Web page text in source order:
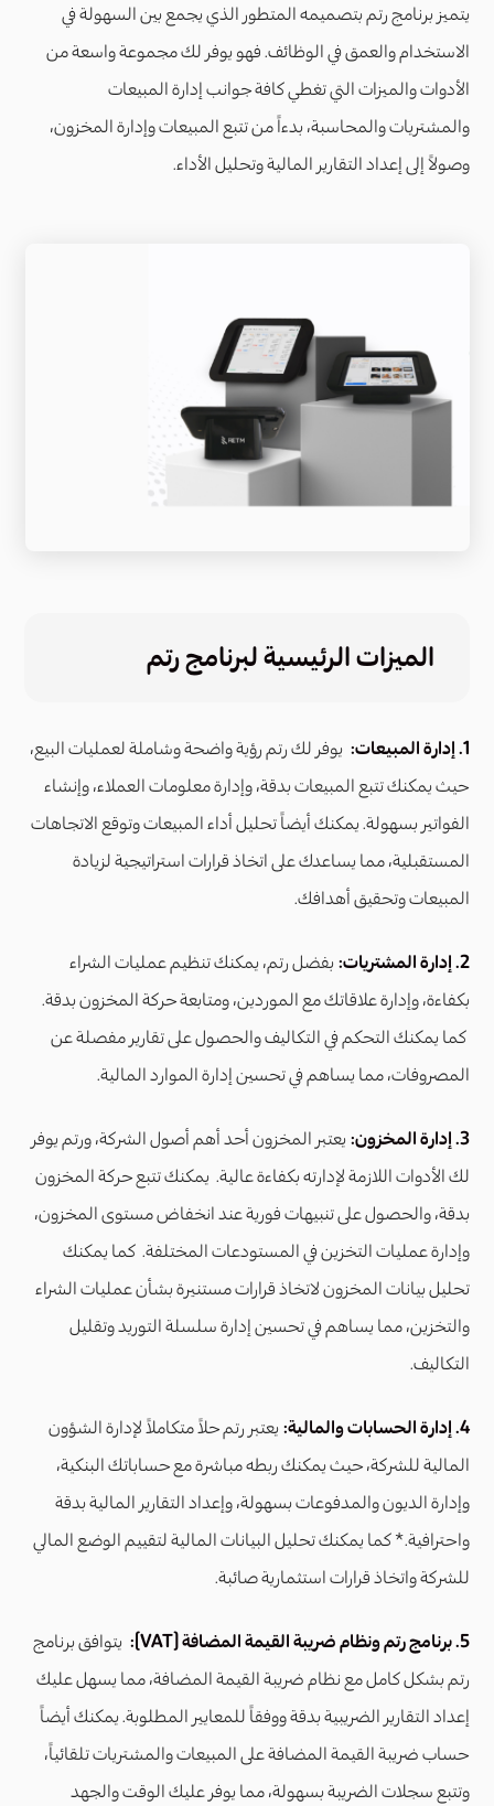
يتميز برنامج رتم بتصميمه المتطور الذي يجمع بين السهولة في
الاستخدام والعمق في الوظائف. فهو يوفر لك مجموعة واسعة من
الأدوات والميزات التي تغطي كافة جوانب إدارة المبيعات
والمشتريات والمحاسبة، بدءاً من تتبع المبيعات وإدارة المخزون،
وصولاً إلى إعداد التقارير المالية وتحليل الأداء.
الميزات الرئيسية لبرنامج رتم
1. إدارة المبيعات:
يوفر لك رتم رؤية واضحة وشاملة لعمليات البيع،
حيث يمكنك تتبع المبيعات بدقة، وإدارة معلومات العملاء، وإنشاء
الفواتير بسهولة. يمكنك أيضاً تحليل أداء المبيعات وتوقع الاتجاهات
المستقبلية، مما يساعدك على اتخاذ قرارات استراتيجية لزيادة
المبيعات وتحقيق أهدافك.
2. إدارة المشتريات:
بفضل رتم، يمكنك تنظيم عمليات الشراء
بكفاءة، وإدارة علاقاتك مع الموردين، ومتابعة حركة المخزون بدقة.
كما يمكنك التحكم في التكاليف والحصول على تقارير مفصلة عن
المصروفات، مما يساهم في تحسين إدارة الموارد المالية.
3. إدارة المخزون:
يعتبر المخزون أحد أهم أصول الشركة، ورتم يوفر
لك الأدوات اللازمة لإدارته بكفاءة عالية. يمكنك تتبع حركة المخزون
بدقة، والحصول على تنبيهات فورية عند انخفاض مستوى المخزون،
وإدارة عمليات التخزين في المستودعات المختلفة. كما يمكنك
تحليل بيانات المخزون لاتخاذ قرارات مستنيرة بشأن عمليات الشراء
والتخزين، مما يساهم في تحسين إدارة سلسلة التوريد وتقليل
التكاليف.
4. إدارة الحسابات والمالية:
يعتبر رتم حلاً متكاملاً لإدارة الشؤون
المالية للشركة، حيث يمكنك ربطه مباشرة مع حساباتك البنكية،
وإدارة الديون والمدفوعات بسهولة، وإعداد التقارير المالية بدقة
واحترافية. * كما يمكنك تحليل البيانات المالية لتقييم الوضع المالي
للشركة واتخاذ قرارات استثمارية صائبة.
5. برنامج رتم ونظام ضريبة القيمة المضافة (VAT):
يتوافق برنامج
رتم بشكل كامل مع نظام ضريبة القيمة المضافة، مما يسهل عليك
إعداد التقارير الضريبية بدقة ووفقاً للمعايير المطلوبة. يمكنك أيضاً
حساب ضريبة القيمة المضافة على المبيعات والمشتريات تلقائياً،
وتتبع سجلات الضريبة بسهولة، مما يوفر عليك الوقت والجهد